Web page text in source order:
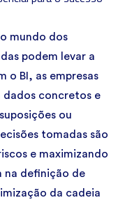
mundo dos
podem levar a
o BI, as empresas
dados concretos e
ou
tomadas são
e maximizando
na definição de
da cadeia